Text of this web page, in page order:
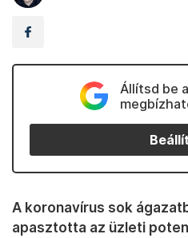
Állítsd be
A koronavírus sok
apasztotta az üzleti